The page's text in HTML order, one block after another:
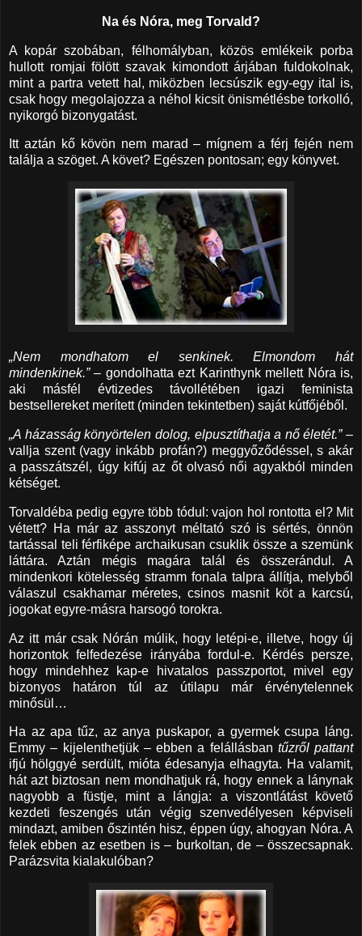
Na és Nóra, meg Torvald?
A kopár szobában, félhomályban, közös emlékeik porba
hullott romjai fölött szavak kimondott árjában fuldokolnak,
mint a partra vetett hal, miközben lecsúszik egy-egy ital is,
csak hogy megolajozza a néhol kicsit önismétlésbe torkolló,
nyikorgó bizonygatást.
Itt aztán kő kövön nem marad – mígnem a férj fején nem
találja a szöget. A követ? Egészen pontosan; egy könyvet.
„Nem mondhatom el senkinek. Elmondom hát
mindenkinek.”– gondolhatta ezt Karinthynk mellett Nóra is,
aki másfél évtizedes távollétében igazi feminista
bestsellereket merített (minden tekintetben) saját kútfőjéből.
„A házasság könyörtelen dolog, elpusztíthatja a nő életét.”–
vallja szent (vagy inkább profán?) meggyőződéssel, s akár
a passzátszél, úgy kifúj az őt olvasó női agyakból minden
kétséget.
Torvaldéba pedig egyre több tódul: vajon hol rontotta el? Mit
vétett? Ha már az asszonyt méltató szó is sértés, önnön
tartással teli férfiképe archaikusan csuklik össze a szemünk
láttára. Aztán mégis magára talál és összerándul. A
mindenkori kötelesség stramm fonala talpra állítja, melyből
válaszul csakhamar méretes, csinos masnit köt a karcsú,
jogokat egyre-másra harsogó torokra.
Az itt már csak Nórán múlik, hogy letépi-e, illetve, hogy új
horizontok felfedezése irányába fordul-e. Kérdés persze,
hogy mindehhez kap-e hivatalos passzportot, mivel egy
bizonyos határon túl az útilapu már érvénytelennek
minősül…
Ha az apa tűz, az anya puskapor, a gyermek csupa láng.
Emmy – kijelenthetjük – ebben a felállásban tűzről pattant
ifjú hölggyé serdült, mióta édesanyja elhagyta. Ha valamit,
hát azt biztosan nem mondhatjuk rá, hogy ennek a lánynak
nagyobb a füstje, mint a lángja: a viszontlátást követő
kezdeti feszengés után végig szenvedélyesen képviseli
mindazt, amiben őszintén hisz, éppen úgy, ahogyan Nóra. A
felek ebben az esetben is – burkoltan, de – összecsapnak.
Parázsvita kialakulóban?